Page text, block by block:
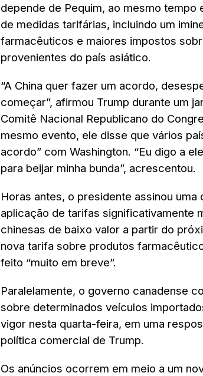
depende de Pequim, ao mesmo tempo
de medidas tarifárias, incluindo um
farmacêuticos e maiores impostos
provenientes do país asiático.
“A China quer fazer um acordo,
começar”, afirmou Trump durante um
Comitê Nacional Republicano do
mesmo evento, ele disse que vários
acordo” com Washington. “Eu digo a
para beijar minha bunda”, acrescentou.
Horas antes, o presidente assinou
aplicação de tarifas significativamente
chinesas de baixo valor a partir do
nova tarifa sobre produtos
feito “muito em breve”.
Paralelamente, o governo canadense
sobre determinados veículos
vigor nesta quarta-feira, em uma
política comercial de Trump.
Os anúncios ocorrem em meio a um